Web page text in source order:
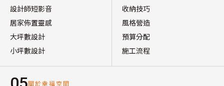
設計師短影音
居家佈置靈感
大坪數設計
小坪數設計
收納技巧
風格營造
預算分配
施工流程
關於幸福空間